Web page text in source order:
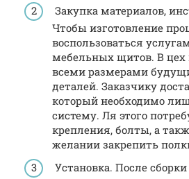
Закупка материалов,
Чтобы изготовление
воспользоваться
мебельных щитов. В цех
всеми размерами
деталей. Заказчику
который необходимо
систему. Ля этого
крепления, болты, а
желании закрепить
Установка. После